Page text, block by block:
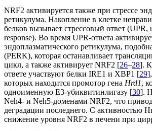
NRF2 активируется также при стрессе
ретикулума. Накопление в клетке
белков вызывает стрессовый ответ (UPR,
response). Во время UPR-ответа
эндоплазматического ретикулума,
(PERK), которая останавливает
цикл, а также активирует NRF2 [26–28].
ответе участвуют белки IRE1 и XBP1 [29
которых находится промотор гена Hrd1,
одноименную E3-убиквитинлигазу [30].
Neh4- и Neh5-доменами NRF2, что
деградации последнего. С активностью
снижение уровня NRF2 в печени при